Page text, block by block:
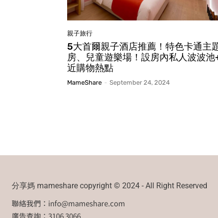
親子旅行
5大首爾親子酒店推薦！特色卡通主
房、兒童遊樂場！設房內私人波波池
近購物熱點
MameShare - September 24, 2024
分享媽 mameshare copyright © 2024 - All Right Reserved
聯絡我們： info@mameshare.com
廣告查詢：3106 3066